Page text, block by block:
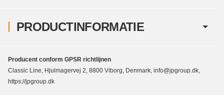
PRODUCTINFORMATIE
Producent conform GPSR richtlijnen
Classic Line, Hjulmagervej 2, 8800 Viborg, Denmark, info@jpgroup.dk,
https://jpgroup.dk